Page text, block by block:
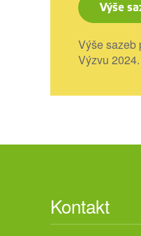
Výše
Výše sazeb
Výzvu 2024.
Kontakt